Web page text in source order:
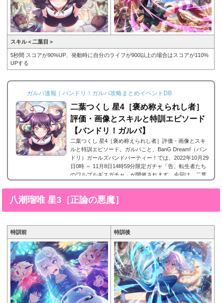
スキル＜二葉目＞
5秒間 スコアが90%UP、発動時に自分のライフが900以上の場合はスコアが110%
UPする
ガルパ速報｜バンドリ！ガルパ攻略まとめイベントDB
二葉つくし 星4［褒め称えられし者］
評価・画像とスキルと特訓エピソード
【バンドリ！ガルパ】
二葉つくし 星4［褒め称えられし者］評価・画像とスキ
ルと特訓エピソード。ガルパこと、BanG Dream!（バン
ドリ）ガールズバンドパーティー！では、2022年10月29
日0時 ～ 11月8日14時59分限定ガチャ「告。転生者たち
のワルプルギスガチャ」が開催されます。今回は、二葉
像をタップ/クリックで画像拡大可能■特訓前■特訓後■SD
八潮瑠唯 星3［正論の悪魔］
特訓前 特訓後